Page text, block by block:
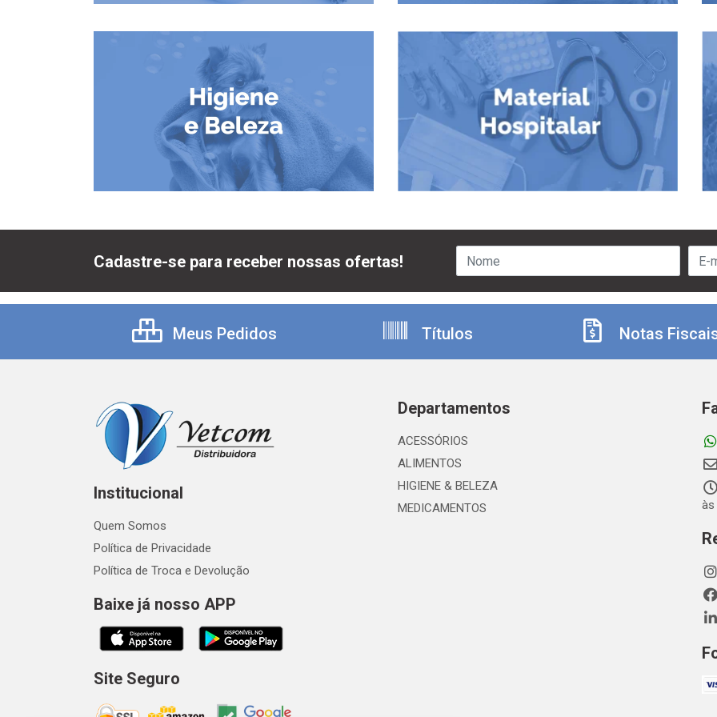
Cadastre-se para receber nossas ofertas!
Meus Pedidos Títulos Notas
Institucional
Quem Somos
Política de Privacidade
Política de Troca e Devolução
Baixe já nosso APP
Site Seguro
Departamentos
ACESSÓRIOS
ALIMENTOS
HIGIENE & BELEZA
MEDICAMENTOS
às